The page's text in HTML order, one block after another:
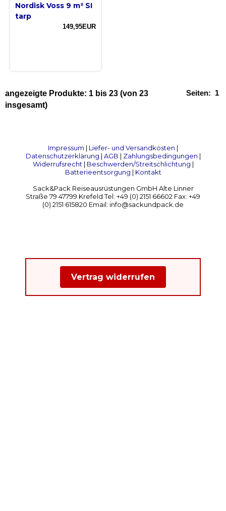
Nordisk Voss 9 m² SI
tarp
149,95EUR
Seiten: 1
angezeigte Produkte: 1 bis 23 (von 23
insgesamt)
Impressum | Liefer- und Versandkosten |
Datenschutzerklärung | AGB | Zahlungsbedingungen |
Widerrufsrecht| Beschwerden/Streitschlichtung |
Batterieentsorgung | Kontakt
Sack&Pack Reiseausrüstungen GmbH Alte Linner
Straße 79 47799 Krefeld Tel: +49 (0) 2151 66602 Fax: +49
(0) 2151 615820 Email: info@sackundpack.de
Vertrag widerrufen